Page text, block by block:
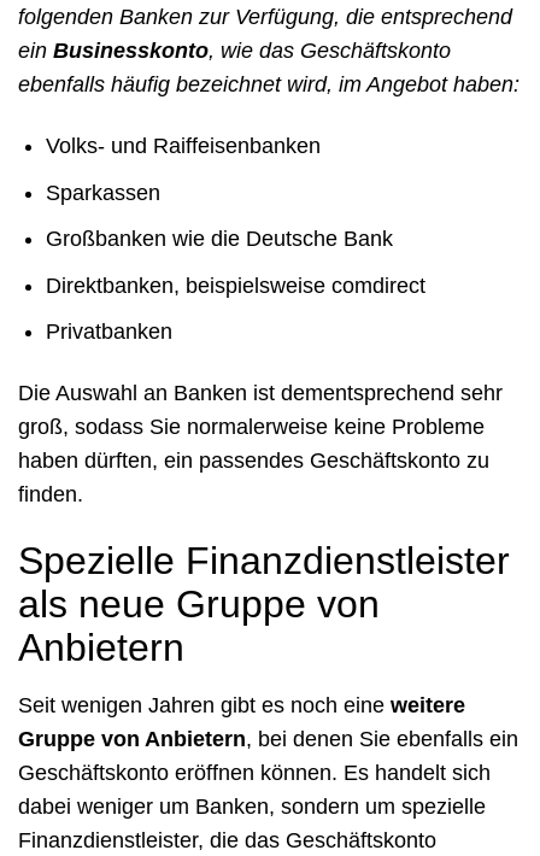
folgenden Banken zur Verfügung, die entsprechend
ein Businesskonto, wie das Geschäftskonto
ebenfalls häufig bezeichnet wird, im Angebot haben:
Volks- und Raiffeisenbanken
Sparkassen
Großbanken wie die Deutsche Bank
Direktbanken, beispielsweise comdirect
Privatbanken
Die Auswahl an Banken ist dementsprechend sehr
groß, sodass Sie normalerweise keine Probleme
haben dürften, ein passendes Geschäftskonto zu
finden.
Spezielle Finanzdienstleister
als neue Gruppe von
Anbietern
Seit wenigen Jahren gibt es noch eine weitere
Gruppe von Anbietern, bei denen Sie ebenfalls ein
Geschäftskonto eröffnen können. Es handelt sich
dabei weniger um Banken, sondern um spezielle
Finanzdienstleister, die das Geschäftskonto